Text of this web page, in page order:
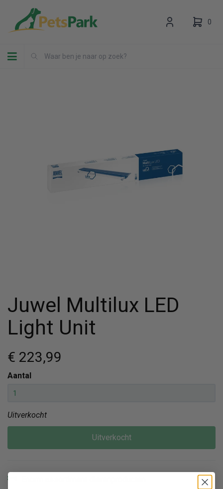
Toggle navigation
0
Juwel Multilux LED
Light Unit
€ 223,99
Aantal
Uitverkocht
Uitverkocht